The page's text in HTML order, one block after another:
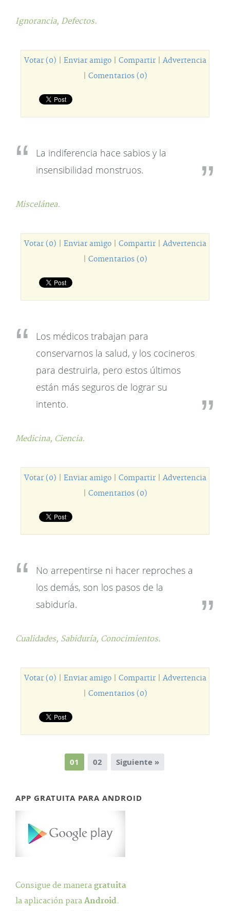
Ignorancia, Defectos.
Votar (0) Enviar amigo| Compartir| Advertencia
Comentarios (0)
La indiferencia hace sabios y la
insensibilidad monstruos.
Miscelánea.
Votar (0) Enviar amigo| Compartir| Advertencia
Comentarios (0)
Los médicos trabajan para
conservarnos la salud, y los cocineros
para destruirla, pero estos últimos
están más seguros de lograr su
intento.
Medicina, Ciencia.
Votar (0) Enviar amigo| Compartir| Advertencia
Comentarios (0)
No arrepentirse ni hacer reproches a
los demás, son los pasos de la
sabiduría.
Cualidades, Sabiduría, Conocimientos.
Votar (0) Enviar amigo| Compartir| Advertencia
Comentarios (0)
01 02 Siguiente »
APP GRATUITA PARA ANDROID
Consigue de manera gratuita
la aplicación para Android.